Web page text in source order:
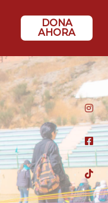
DONA
AHORA